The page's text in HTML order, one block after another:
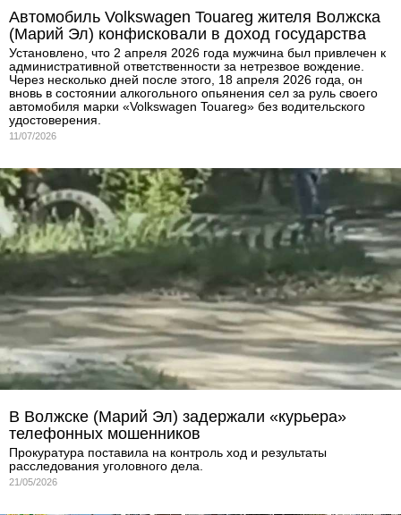
Автомобиль Volkswagen Touareg жителя Волжска
(Марий Эл) конфисковали в доход государства
Установлено, что 2 апреля 2026 года мужчина был привлечен к
административной ответственности за нетрезвое вождение.
Через несколько дней после этого, 18 апреля 2026 года, он
вновь в состоянии алкогольного опьянения сел за руль своего
автомобиля марки «Volkswagen Touareg» без водительского
удостоверения.
11/07/2026
В Волжске (Марий Эл) задержали «курьера»
телефонных мошенников
Прокуратура поставила на контроль ход и результаты
расследования уголовного дела.
21/05/2026